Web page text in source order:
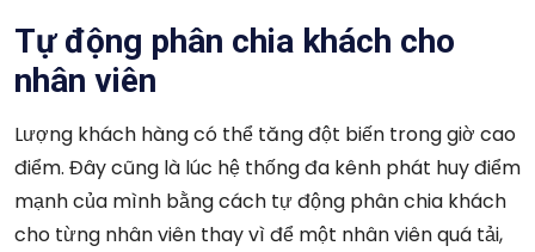
Tự động phân chia khách cho
nhân viên
Lượng khách hàng có thể tăng đột biến trong giờ cao
điểm. Đây cũng là lúc hệ thống đa kênh phát huy điểm
mạnh của mình bằng cách tự động phân chia khách
cho từng nhân viên thay vì để một nhân viên quá tải,